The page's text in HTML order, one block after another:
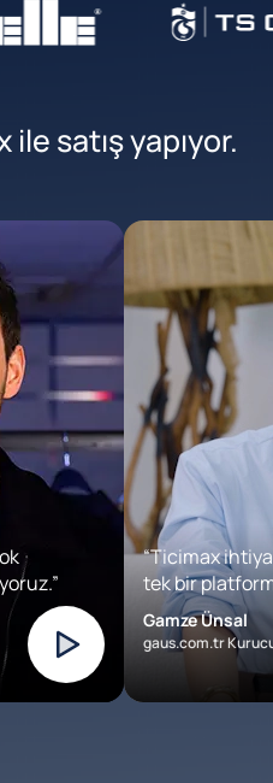
satış yapıyor.
“Ticimax
tek bir
Gamze Ünsal
gaus.com.tr